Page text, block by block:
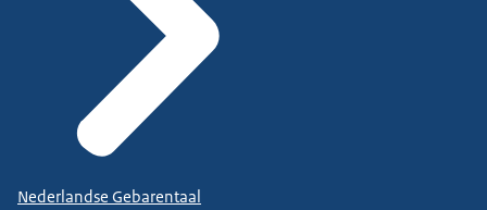
Nederlandse Gebarentaal